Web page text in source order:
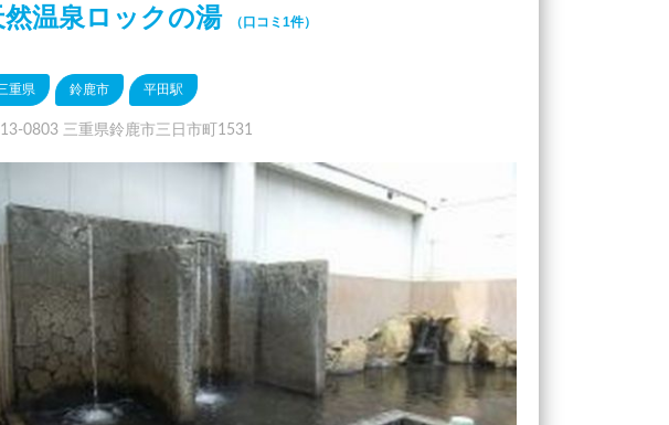
然温泉ロックの湯 （口コミ1件）
重県 鈴鹿市 平田駅
0803 三重県鈴鹿市三日市町1531